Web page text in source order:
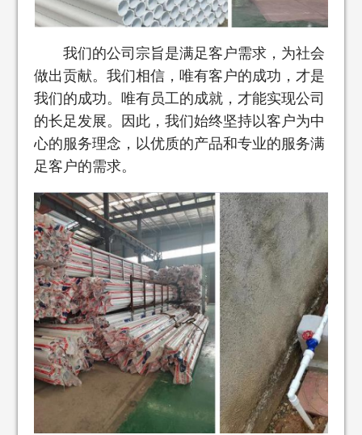
我们的公司宗旨是满足客户需求，为社会
做出贡献。我们相信，唯有客户的成功，才是
我们的成功。唯有员工的成就，才能实现公司
的长足发展。因此，我们始终坚持以客户为中
心的服务理念，以优质的产品和专业的服务满
足客户的需求。